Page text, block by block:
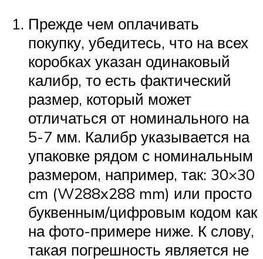
Прежде чем оплачивать
покупку, убедитесь, что на всех
коробках указан одинаковый
калибр, то есть фактический
размер, который может
отличаться от номинального на
5-7 мм. Калибр указывается на
упаковке рядом с номинальным
размером, например, так: 30×30
cm (W288x288 mm) или просто
буквенным/цифровым кодом как
на фото-примере ниже. К слову,
такая погрешность является не